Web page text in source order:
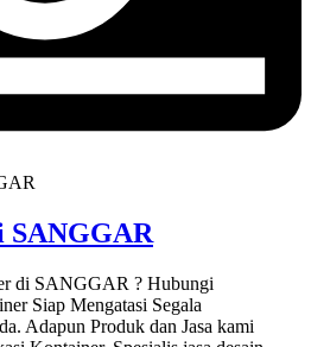
SANGGAR
di SANGGAR ? Hubungi
Siap Mengatasi Segala
Adapun Produk dan Jasa kami